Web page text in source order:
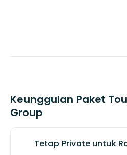
Keunggulan Paket
Group
Tetap Private untuk